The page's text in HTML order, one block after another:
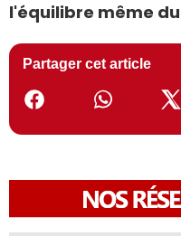
l'équilibre même du
Partager cet article